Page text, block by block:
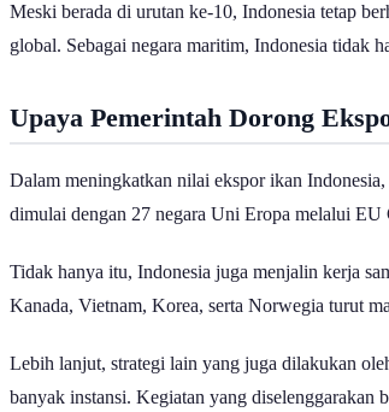
Meski berada di urutan ke-10, Indonesia tetap
global. Sebagai negara maritim, Indonesia tidak
Upaya Pemerintah Dorong
Dalam meningkatkan nilai ekspor ikan
dimulai dengan 27 negara Uni Eropa melalui
Tidak hanya itu, Indonesia juga menjalin kerja
Kanada, Vietnam, Korea, serta Norwegia turut
Lebih lanjut, strategi lain yang juga dilakukan
banyak instansi. Kegiatan yang diselenggarakan